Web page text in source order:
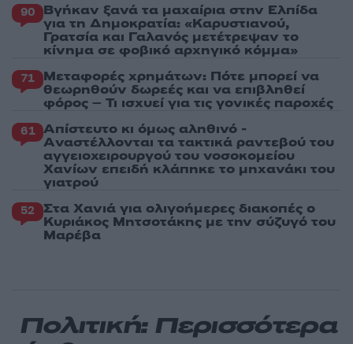
90 Βγήκαν ξανά τα μαχαίρια στην Ελπίδα
για τη Δημοκρατία: «Καρυστιανού,
Γρατσία και Γαλανός μετέτρεψαν το
κίνημα σε φοβικό αρχηγικό κόμμα»
71 Μεταφορές χρημάτων: Πότε μπορεί να
θεωρηθούν δωρεές και να επιβληθεί
φόρος – Τι ισχυεί για τις γονικές παροχές
61 Απίστευτο κι όμως αληθινό -
Aναστέλλονται τα τακτικά ραντεβού του
αγγειοχειρουργού του νοσοκομείου
Χανίων επειδή κλάπηκε το μηχανάκι του
γιατρού
52 Στα Χανιά για ολιγοήμερες διακοπές ο
Κυριάκος Μητσοτάκης με την σύζυγό του
Μαρέβα
Πολιτική: Περισσότερα